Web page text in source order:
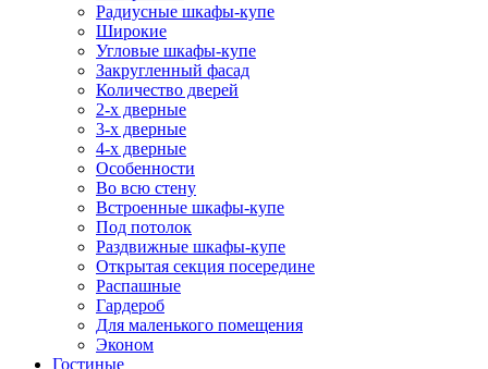
Радиусные шкафы-купе
Широкие
Угловые шкафы-купе
Закругленный фасад
Количество дверей
2-х дверные
3-х дверные
4-х дверные
Особенности
Во всю стену
Встроенные шкафы-купе
Под потолок
Раздвижные шкафы-купе
Открытая секция посередине
Распашные
Гардероб
Для маленького помещения
Эконом
Гостиные